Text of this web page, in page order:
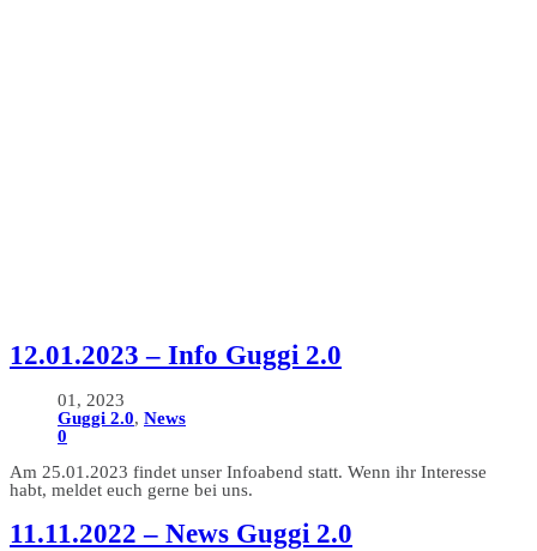
12.01.2023 – Info Guggi 2.0
01, 2023
Guggi 2.0, News
0
Am 25.01.2023 findet unser Infoabend statt. Wenn ihr Interesse
habt, meldet euch gerne bei uns.
11.11.2022 – News Guggi 2.0